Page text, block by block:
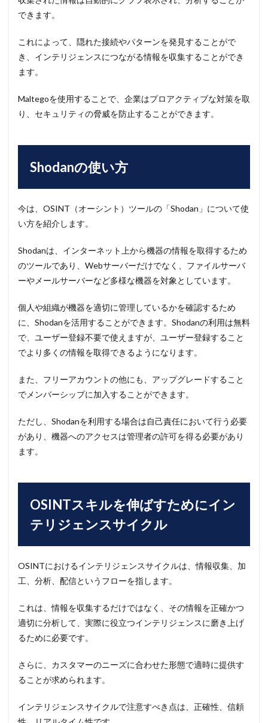
できます。
これによって、隠れた接続やパターンを発見することがで
き、インテリジェンスにつながる情報を収集することができ
ます。
Maltegoを使用することで、企業はプロアクティブな対策を取
り、セキュリティの脅威を防止することができます。
Shodanの使い方
今は、OSINT（オーシント）ツールの「Shodan」について使
い方を紹介します。
Shodanは、インターネット上から機器の情報を取得するため
のツールであり、Webサーバーだけでなく、ファイルサーバ
ーやメールサーバーなど多様な機器を対象としています。
個人や組織が機器を適切に管理しているかを確認するため
に、Shodanを活用することができます。Shodanの利用は無料
で、ユーザー登録不要で使えますが、ユーザー登録すること
でより多くの情報を取得できるようになります。
また、フリーアカウントの他にも、アップグレードすること
でメンバーシップに加入することができます。
ただし、Shodanを利用する場合は自己責任において行う必要
があり、機器へのアクセスは管理者の許可を得る必要があり
ます。
OSINTスキルを伸ばすためにイン
テリジェンスサイクル
OSINTにおけるインテリジェンスサイクルは、情報収集、加
工、分析、配信というフローを指します。
これは、情報を収集するだけではなく、その情報を正確かつ
適切に分析して、実際に役立つインテリジェンスに磨き上げ
るために必要です。
さらに、カスタマーのニーズに合わせた形態で適時に提供す
ることが求められます。
インテリジェンスサイクルで注意すべき点は、正確性、信頼